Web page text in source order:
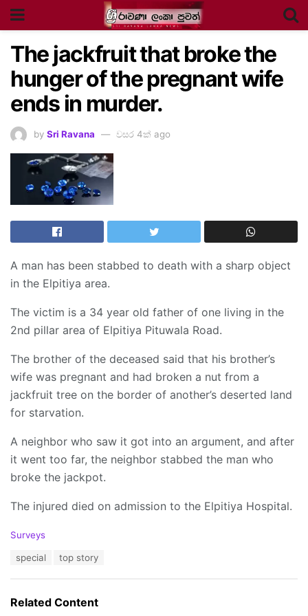
The jackfruit that broke the
hunger of the pregnant wife
ends in murder.
by Sri Ravana වසර 4ක් ago
A man has been stabbed to death with a sharp object
in the Elpitiya area.
The victim is a 34 year old father of one living in the
2nd pillar area of ​​Elpitiya Pituwala Road.
The brother of the deceased said that his brother’s
wife was pregnant and had broken a nut from a
jackfruit tree on the border of another’s deserted land
for starvation.
A neighbor who saw it got into an argument, and after
it went too far, the neighbor stabbed the man who
broke the jackpot.
The injured died on admission to the Elpitiya Hospital.
C
o
r
Surveys
:
special top story
Related Content